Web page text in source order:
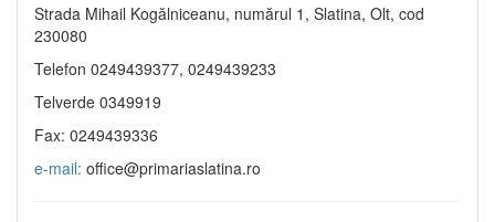
Strada Mihail Kogălniceanu, numărul 1, Slatina, Olt, cod
230080
Telefon 0249439377, 0249439233
Telverde 0349919
Fax: 0249439336
e-mail: office@primariaslatina.ro